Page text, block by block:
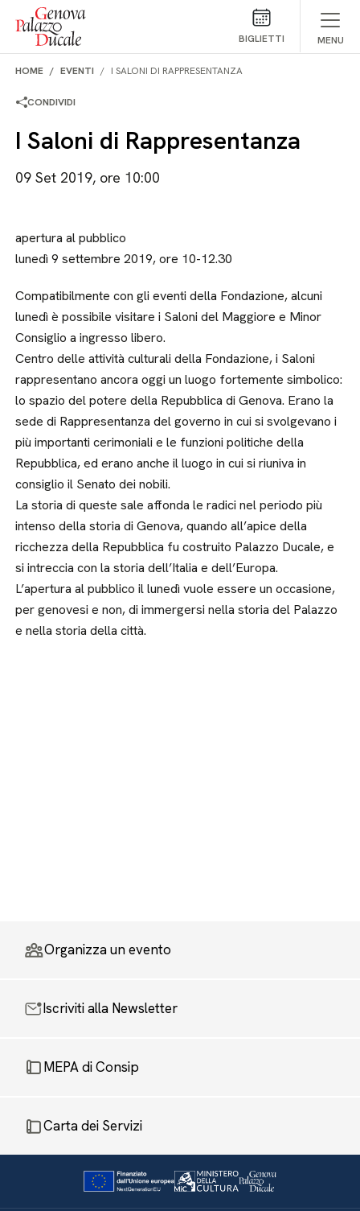
Salta al contenuto
BIGLIETTI MENU
HOME EVENTI I SALONI DI RAPPRESENTANZA
CONDIVIDI
I Saloni di Rappresentanza
09 Set 2019, ore 10:00
apertura al pubblico
lunedì 9 settembre 2019, ore 10-12.30
Compatibilmente con gli eventi della Fondazione, alcuni
lunedì è possibile visitare i Saloni del Maggiore e Minor
Consiglio a ingresso libero.
Centro delle attività culturali della Fondazione, i Saloni
rappresentano ancora oggi un luogo fortemente simbolico:
lo spazio del potere della Repubblica di Genova. Erano la
sede di Rappresentanza del governo in cui si svolgevano i
più importanti cerimoniali e le funzioni politiche della
Repubblica, ed erano anche il luogo in cui si riuniva in
consiglio il Senato dei nobili.
La storia di queste sale affonda le radici nel periodo più
intenso della storia di Genova, quando all’apice della
ricchezza della Repubblica fu costruito Palazzo Ducale, e
si intreccia con la storia dell’Italia e dell’Europa.
L’apertura al pubblico il lunedì vuole essere un occasione,
per genovesi e non, di immergersi nella storia del Palazzo
e nella storia della città.
Organizza un evento
Iscriviti alla Newsletter
MEPA di Consip
Carta dei Servizi